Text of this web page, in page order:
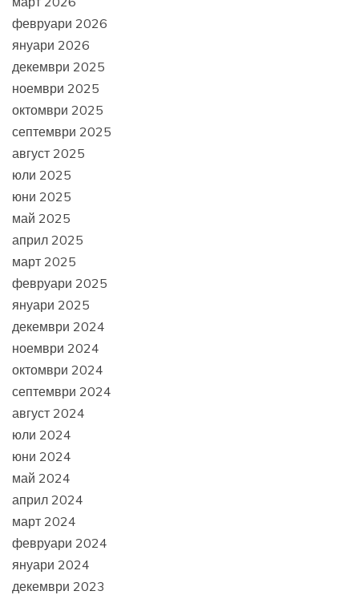
февруари 2026
януари 2026
декември 2025
ноември 2025
октомври 2025
септември 2025
август 2025
юли 2025
юни 2025
май 2025
април 2025
март 2025
февруари 2025
януари 2025
декември 2024
ноември 2024
октомври 2024
септември 2024
август 2024
юли 2024
юни 2024
май 2024
април 2024
март 2024
февруари 2024
януари 2024
декември 2023